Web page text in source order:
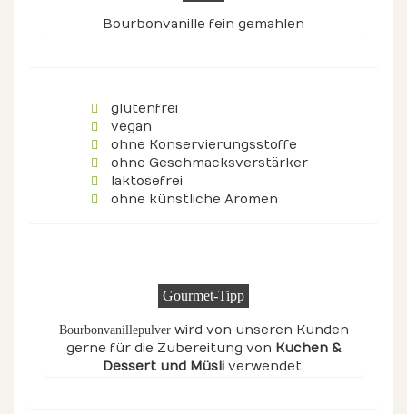
Bourbonvanille fein gemahlen
glutenfrei
vegan
ohne Konservierungsstoffe
ohne Geschmacksverstärker
laktosefrei
ohne künstliche Aromen
Gourmet-Tipp
Bourbonvanillepulverwird von unseren Kunden
gerne für die Zubereitung von Kuchen &
Dessert und Müsli verwendet.